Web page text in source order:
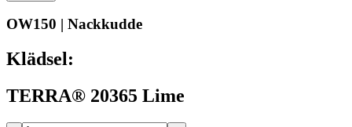
OW150 | Nackkudde
Klädsel:
TERRA® 20365 Lime